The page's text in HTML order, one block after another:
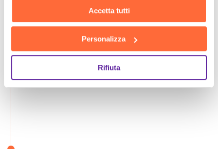
Accetta tutti
Personalizza
Rifiuta